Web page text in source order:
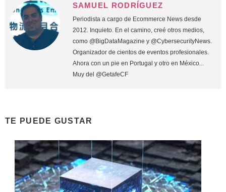
SAMUEL RODRÍGUEZ
Periodista a cargo de Ecommerce News desde
2012. Inquieto. En el camino, creé otros medios,
como @BigDataMagazine y @CybersecurityNews.
Organizador de cientos de eventos profesionales.
Ahora con un pie en Portugal y otro en México...
Muy del @GetafeCF
TE PUEDE GUSTAR